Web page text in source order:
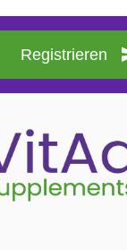
Registrieren